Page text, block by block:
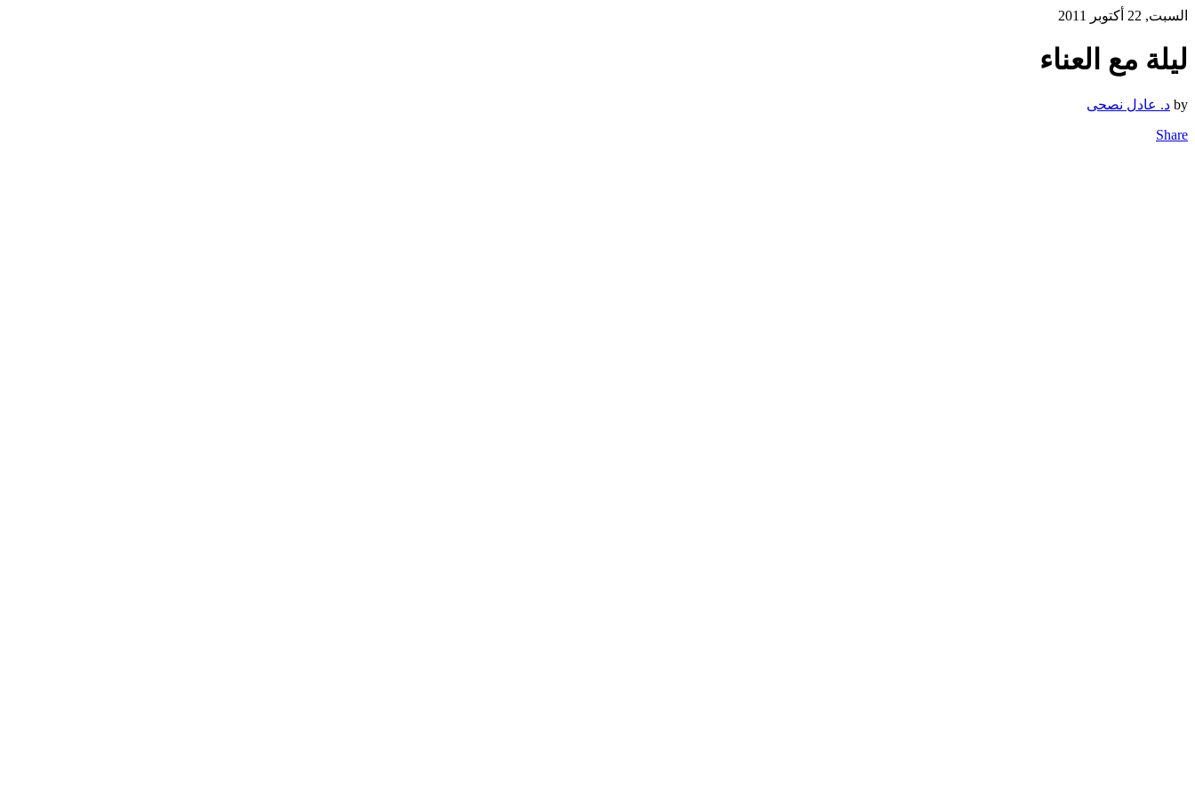
السبت, 22 أكتوبر 2011
ليلة مع العناء
by د. عادل نصحى
Share